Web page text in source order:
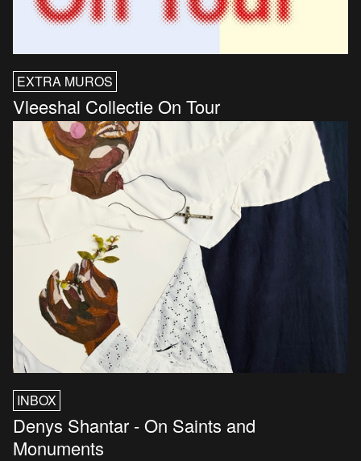
EXTRA MUROS
Vleeshal Collectie On Tour
INBOX
Denys Shantar - On Saints and
Monuments